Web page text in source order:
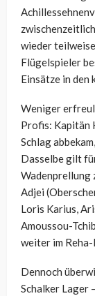
wieder
Flügelspieler
Einsätze in den
Weniger
Profis: Kapitän
Schlag
Dasselbe gilt
Wadenprellung
Adjei
Loris Karius,
Amoussou-
weiter im Reha-
Dennoch
Schalker Lager